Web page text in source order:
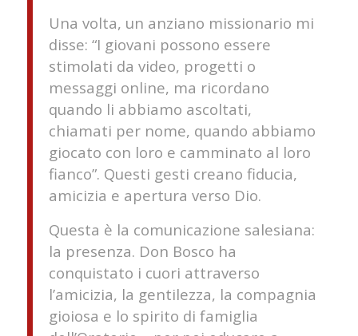
Una volta, un anziano missionario mi
disse: “I giovani possono essere
stimolati da video, progetti o
messaggi online, ma ricordano
quando li abbiamo ascoltati,
chiamati per nome, quando abbiamo
giocato con loro e camminato al loro
fianco”. Questi gesti creano fiducia,
amicizia e apertura verso Dio.
Questa è la comunicazione salesiana:
la presenza. Don Bosco ha
conquistato i cuori attraverso
l’amicizia, la gentilezza, la compagnia
gioiosa e lo spirito di famiglia